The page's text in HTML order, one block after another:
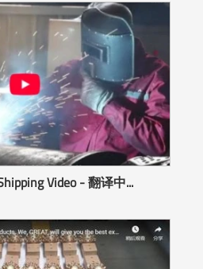
Video - 翻译中...